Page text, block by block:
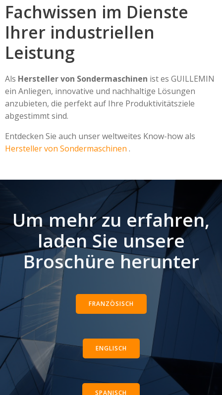
Fachwissen im Dienste
Ihrer industriellen
Leistung
Als Hersteller von Sondermaschinen ist es GUILLEMIN
ein Anliegen, innovative und nachhaltige Lösungen
anzubieten, die perfekt auf Ihre Produktivitätsziele
abgestimmt sind.
Entdecken Sie auch unser weltweites Know-how als
Hersteller von Sondermaschinen .
Um mehr zu erfahren,
laden Sie unsere
Broschüre herunter
FRANZÖSISCH
ENGLISCH
SPANISCH